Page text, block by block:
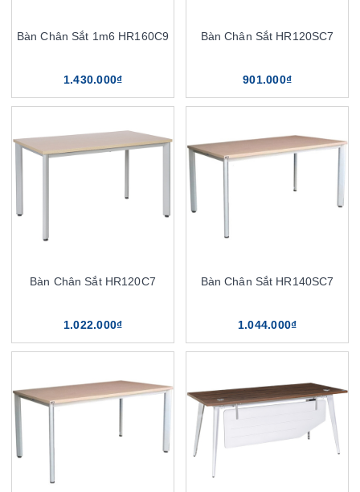
Bàn Chân Sắt 1m6 HR160C9
1.430.000₫
Bàn Chân Sắt HR120SC7
901.000₫
Bàn Chân Sắt HR120C7
1.022.000₫
Bàn Chân Sắt HR140SC7
1.044.000₫